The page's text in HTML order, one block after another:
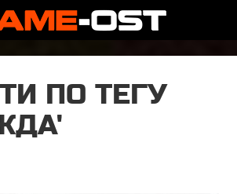
ПО ТЕГУ